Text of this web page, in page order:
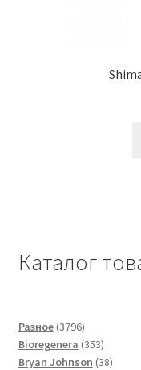
Каталог
Разное 37963796
товаров
Bioregenera 353353
товара
Bryan Johnson 3838